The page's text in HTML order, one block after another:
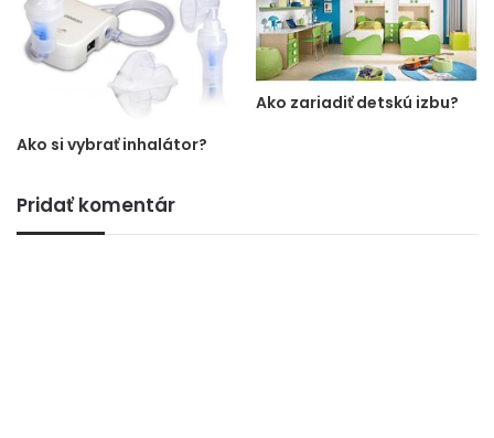
Ako si vybrať inhalátor?
Ako zariadiť detskú izbu?
Pridať komentár